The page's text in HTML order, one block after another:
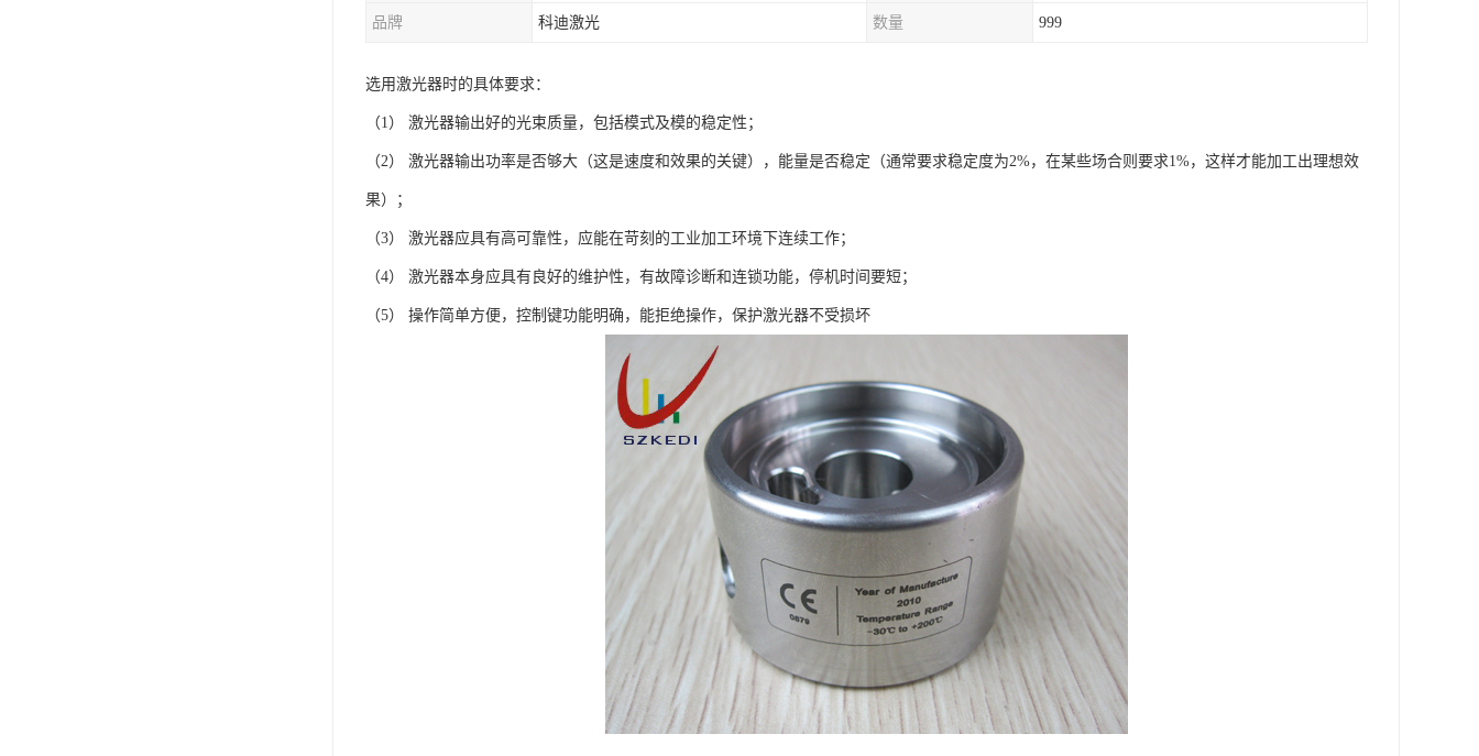
品牌 科迪激光 数量 999
选用激光器时的具体要求：
（1） 激光器输出好的光束质量，包括模式及模的稳定性；
（2） 激光器输出功率是否够大（这是速度和效果的关键），能量是否稳定（通常要求稳定度为2%，在某些场合则要求1%，这样才能加工出理想效
果）；
（3） 激光器应具有高可靠性，应能在苛刻的工业加工环境下连续工作；
（4） 激光器本身应具有良好的维护性，有故障诊断和连锁功能，停机时间要短；
（5） 操作简单方便，控制键功能明确，能拒绝操作，保护激光器不受损坏